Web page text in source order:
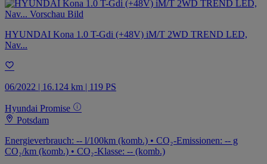
HYUNDAI Kona 1.0 T-Gdi (+48V) iM/T 2WD TREND LED,
Nav...
06/2022 | 16.124 km | 119 PS
Hyundai Promise
Potsdam
Energieverbrauch: -- l/100km (komb.) • CO₂-Emissionen: -- g
CO₂/km (komb.) • CO₂-Klasse: -- (komb.)